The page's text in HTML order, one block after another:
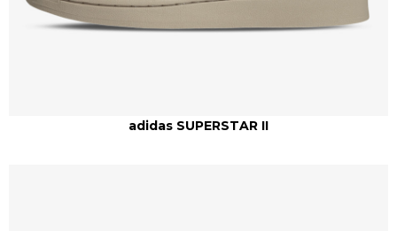
adidas SUPERSTAR II